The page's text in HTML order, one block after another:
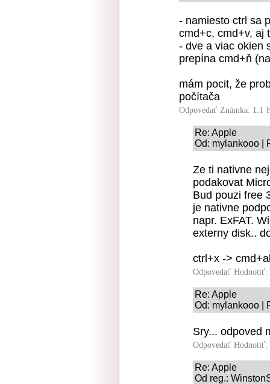
- namiesto ctrl sa
cmd+c, cmd+v, aj
- dve a viac okien
prepína cmd+ň
mám pocit, že
počítača
Odpovedať Známka: 1.1
Re: Apple
Od: mylankooo |
Ze ti nativne
podakovat
Bud pouzi free
je nativne
napr. ExFAT.
externy disk..
ctrl+x ->
Odpovedať Hodnotiť:
Re: Apple
Od: mylankooo |
Sry... odpoved
Odpovedať Hodnotiť:
Re: Apple
Od reg.: